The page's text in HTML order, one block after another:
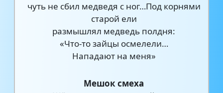
чуть не сбил медведя с ног…Под корнями
старой ели
размышлял медведь полдня:
«Что-то зайцы осмелели…
Нападают на меня»
Мешок смеха